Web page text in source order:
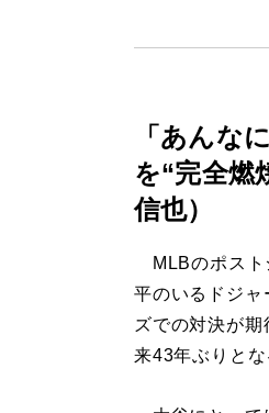
「あんな
を“完全燃
信也）
MLBのポスト
平のいるドジャ
ズでの対決が
来43年ぶりとな